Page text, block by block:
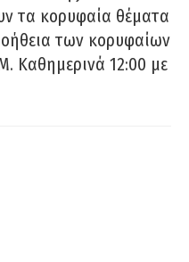
τα κορυφαία θέματα
των κορυφαίων
Καθημερινά 12:00 με